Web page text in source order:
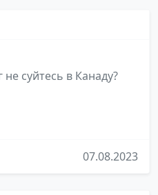
суйтесь в Канаду?
07.08.2023